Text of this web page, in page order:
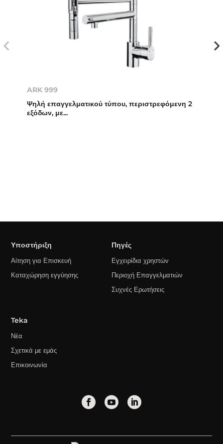
ARK 999
Ψηλή επαγγελματικού τύπου, περιστρεφόμενη 2
εξόδων, με...
Υποστήριξη
Αίτηση για Επισκευή
Καταχώρηση εγγύησης
Πηγές
Εγχειρίδια χρηστών
Περιοχή Επαγγελματιών
Συχνές Ερωτήσεις
Teka
Νέα
Σχετικά με εμάς
Επικοινωνία